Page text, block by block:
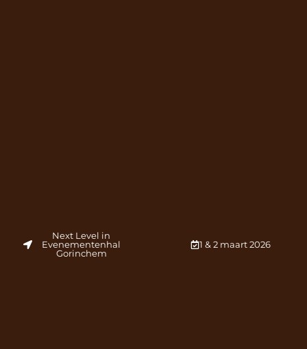
Next Level in
Evenementenhal
Gorinchem
1 & 2 maart 2026